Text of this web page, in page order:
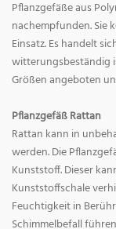
Pflanzgefäße aus
nachempfunden. Sie
Einsatz. Es handelt
witterungsbeständig
Größen angeboten
Pflanzgefäß Rattan
Rattan kann in
werden. Die
Kunststoff. Dieser
Kunststoffschale
Feuchtigkeit in
Schimmelbefall